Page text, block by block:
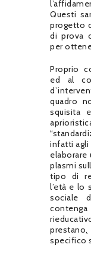
Questi
progetto
di prova
per
Proprio
ed al
quadro
squisita
infatti
plasmi
tipo di
l’età e lo
sociale
prestano,
specifico